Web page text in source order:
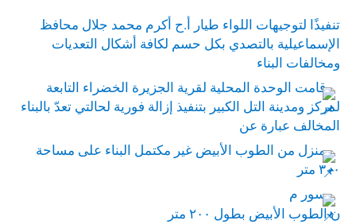
تنفيذًا لتوجيهات اللواء طيار أ.ح أكرم محمد جلال محافظ
الإسماعيلية بالتصدي بكل حسم لكافة أشكال التعديات
ومخالفات البناء
قامت الوحدة المحلية لقرية الجزيرة الخضراء التابعة
لمركز ومدينة التل الكبير بتنفيذ إزالة فورية لحالتي تعدّ بالبناء
المخالف عبارة عن
منزل من الطوب الأبيض غير مكتمل البناء على مساحة
٣٠٠ متر
سور م
ن الطوب الأبيض بطول ٢٠٠ متر